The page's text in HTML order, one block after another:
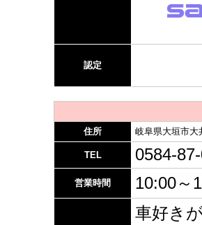
認定
住所 岐阜県大垣市大
TEL 0584-
営業時間 10:00～
車好き